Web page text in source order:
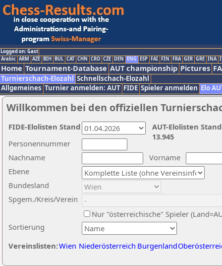
Logged on: Gast
Arabic ARM AZE BIH BUL CAT CHN CRO CZE DEN ENG ESP FAI FIN FRA GER GRE INA
Home Tournament-Database AUT championship Pictures
Turnierschach-Elozahl Schnellschach-Elozahl
Allgemeines Turnier anmelden: AUT FIDE Spieler anmelden Elo
Willkommen bei den offiziellen
Nachname
Vorname
Ebene
Sortierung
Personennummer
Bundesland
Spgem./Kreis/Verein
Nur "österreichische" Spieler
Vereinslisten:Wien Niederösterreich Burgenland
AUT-Elolisten
13.945
FIDE-Elolisten Stand